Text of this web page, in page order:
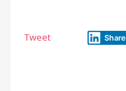
Tweet Share